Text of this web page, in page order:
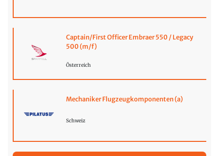
Captain/First Officer Embraer 550 / Legacy
500 (m/f)
Österreich
Mechaniker Flugzeugkomponenten (a)
Schweiz